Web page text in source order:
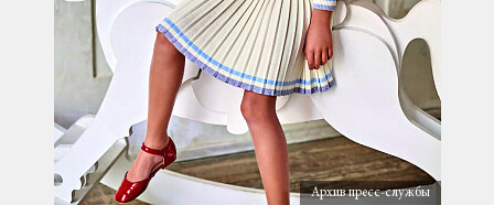
Архив пресс-службы